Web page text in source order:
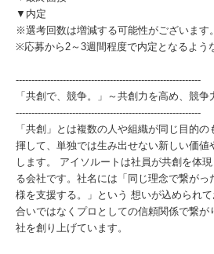
▼内定
※選考回数は増減する可能性がございます。
※応募から2～3週間程度で内定となるよう
-----------------------------------------------------------
「共創で、競争。」～共創力を高め、競争
-----------------------------------------------------------
「共創」とは複数の人や組織が同じ目的
揮して、単独では生み出せない新しい価値
します。 アイソルートは社員が共創を体
る会社です。社名には「同じ理念で繋がっ
様を支援する。」という 想いが込められ
合いではなくプロとしての信頼関係で繋が
社を創り上げています。